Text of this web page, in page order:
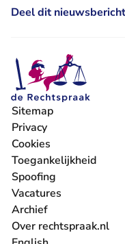
Deel dit
Sitemap
Privacy
Cookies
Toegankelijkheid
Spoofing
Vacatures
- U verlaat
Archief
Over rechtspraak.nl